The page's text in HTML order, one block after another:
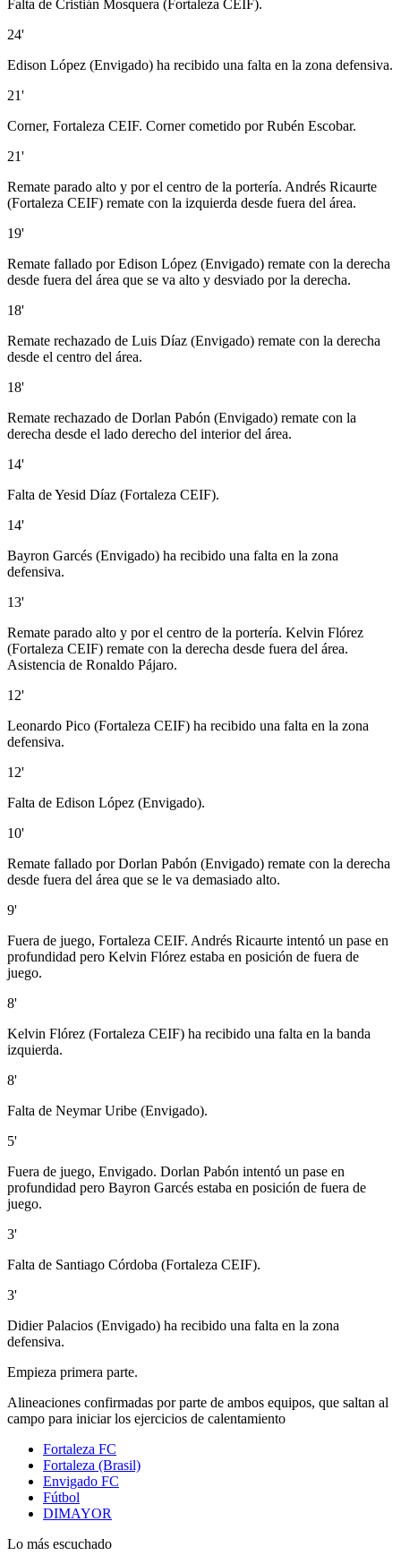
Falta de Cristián Mosquera (Fortaleza CEIF).
24'
Edison López (Envigado) ha recibido una falta en la zona defensiva.
21'
Corner, Fortaleza CEIF. Corner cometido por Rubén Escobar.
21'
Remate parado alto y por el centro de la portería. Andrés Ricaurte
(Fortaleza CEIF) remate con la izquierda desde fuera del área.
19'
Remate fallado por Edison López (Envigado) remate con la derecha
desde fuera del área que se va alto y desviado por la derecha.
18'
Remate rechazado de Luis Díaz (Envigado) remate con la derecha
desde el centro del área.
18'
Remate rechazado de Dorlan Pabón (Envigado) remate con la
derecha desde el lado derecho del interior del área.
14'
Falta de Yesid Díaz (Fortaleza CEIF).
14'
Bayron Garcés (Envigado) ha recibido una falta en la zona
defensiva.
13'
Remate parado alto y por el centro de la portería. Kelvin Flórez
(Fortaleza CEIF) remate con la derecha desde fuera del área.
Asistencia de Ronaldo Pájaro.
12'
Leonardo Pico (Fortaleza CEIF) ha recibido una falta en la zona
defensiva.
12'
Falta de Edison López (Envigado).
10'
Remate fallado por Dorlan Pabón (Envigado) remate con la derecha
desde fuera del área que se le va demasiado alto.
9'
Fuera de juego, Fortaleza CEIF. Andrés Ricaurte intentó un pase en
profundidad pero Kelvin Flórez estaba en posición de fuera de
juego.
8'
Kelvin Flórez (Fortaleza CEIF) ha recibido una falta en la banda
izquierda.
8'
Falta de Neymar Uribe (Envigado).
5'
Fuera de juego, Envigado. Dorlan Pabón intentó un pase en
profundidad pero Bayron Garcés estaba en posición de fuera de
juego.
3'
Falta de Santiago Córdoba (Fortaleza CEIF).
3'
Didier Palacios (Envigado) ha recibido una falta en la zona
defensiva.
Empieza primera parte.
Alineaciones confirmadas por parte de ambos equipos, que saltan al
campo para iniciar los ejercicios de calentamiento
Fortaleza FC
Fortaleza (Brasil)
Envigado FC
Fútbol
DIMAYOR
Lo más escuchado